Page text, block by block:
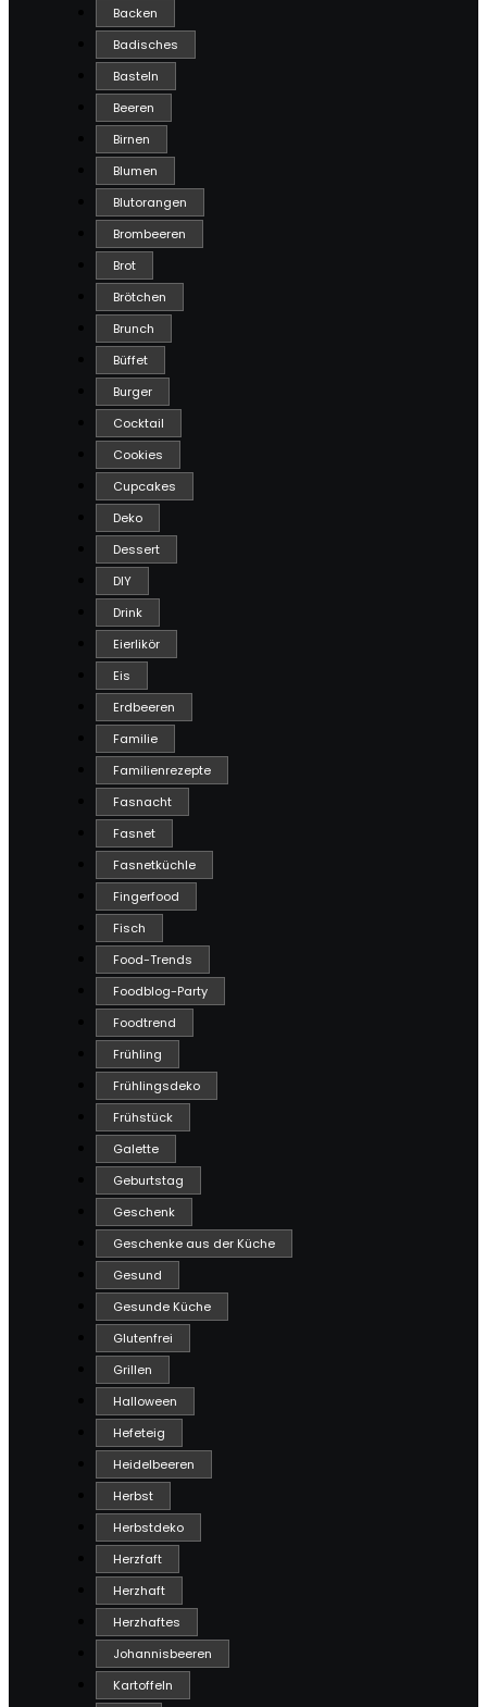
Backen
Badisches
Basteln
Beeren
Birnen
Blumen
Blutorangen
Brombeeren
Brot
Brötchen
Brunch
Büffet
Burger
Cocktail
Cookies
Cupcakes
Deko
Dessert
DIY
Drink
Eierlikör
Eis
Erdbeeren
Familie
Familienrezepte
Fasnacht
Fasnet
Fasnetküchle
Fingerfood
Fisch
Food-Trends
Foodblog-Party
Foodtrend
Frühling
Frühlingsdeko
Frühstück
Galette
Geburtstag
Geschenk
Geschenke aus der Küche
Gesund
Gesunde Küche
Glutenfrei
Grillen
Halloween
Hefeteig
Heidelbeeren
Herbst
Herbstdeko
Herzfaft
Herzhaft
Herzhaftes
Johannisbeeren
Kartoffeln